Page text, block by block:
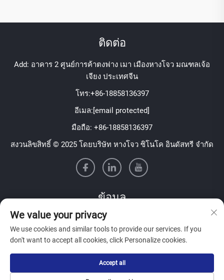
ติดต่อ
Add: อาคาร 2 ศูนย์การค้าตงฟาง เมา เมืองหางโจว มณฑลเจ้อ
เจียง ประเทศจีน
โทร:+86-18858136397
อีเมล:[email protected]
มือถือ: +86-18858136397
สงวนลิขสิทธิ์ © 2025 โดยบริษัท หางโจว ซิโนโค อินดัสทรี จำกัด
ข้อมูล
สมัครรับจดหมายข่าวรายสัปดาห์ของเรา
ส่ง
We value your privacy
We use cookies and similar tools to provide our services. If you
don't want to accept all cookies, click Personalize cookies.
Accept all